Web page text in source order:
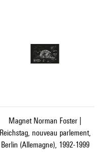
Magnet Norman Foster |
Reichstag, nouveau parlement,
Berlin (Allemagne), 1992-1999